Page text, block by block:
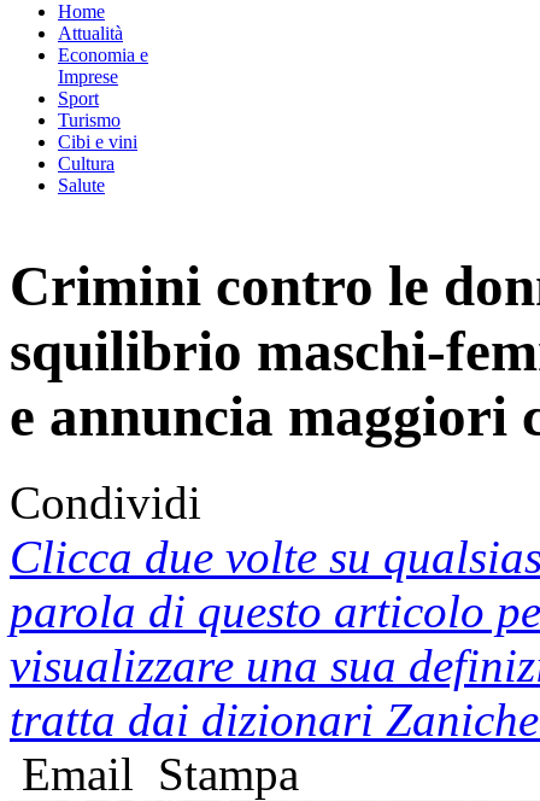
Home
Attualità
Economia e
Imprese
Sport
Turismo
Cibi e vini
Cultura
Salute
Crimini contro le
squilibrio maschi-
e annuncia maggiori
Condividi
Clicca due volte su
parola di questo articolo
visualizzare una sua
tratta dai dizionari
Email Stampa